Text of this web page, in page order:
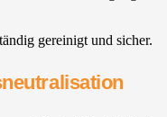
gereinigt und sicher.